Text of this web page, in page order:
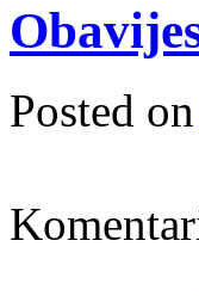
Posted on